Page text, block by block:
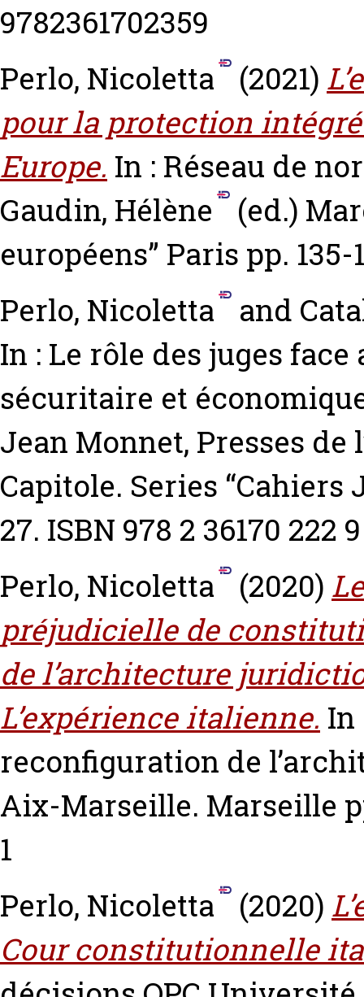
9782361702359
Perlo, Nicoletta
(2021)
pour la protection
Europe. In : Réseau de
Gaudin, Hélène
(ed.)
européens” Paris pp. 135-
Perlo, Nicoletta
and
In : Le rôle des juges
sécuritaire et
Jean Monnet, Presses de
Capitole. Series “Cahiers
27. ISBN 978 2 36170 222 9
Perlo, Nicoletta
(2020)
préjudicielle de
de l’architecture
L’expérience italienne. In
reconfiguration de
Aix-Marseille. Marseille
1
Perlo, Nicoletta
(2020)
Cour constitutionnelle